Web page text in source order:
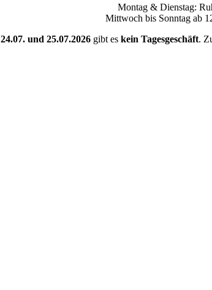
Montag & Dienstag:
Mittwoch bis Sonntag ab
24.07. und 25.07.2026 gibt es kein Tagesgeschäft.